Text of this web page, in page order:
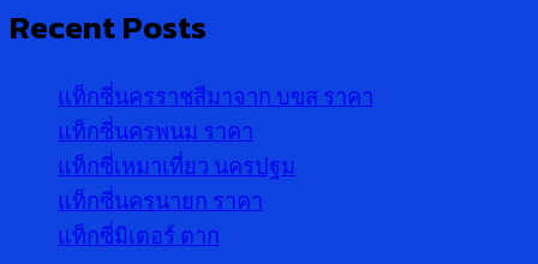
Recent Posts
แท็กซี่นครราชสีมาจาก บขส ราคา
แท็กซี่นครพนม ราคา
แท็กซี่เหมาเที่ยว นครปฐม
แท็กซี่นครนายก ราคา
แท็กซี่มิเตอร์ ตาก